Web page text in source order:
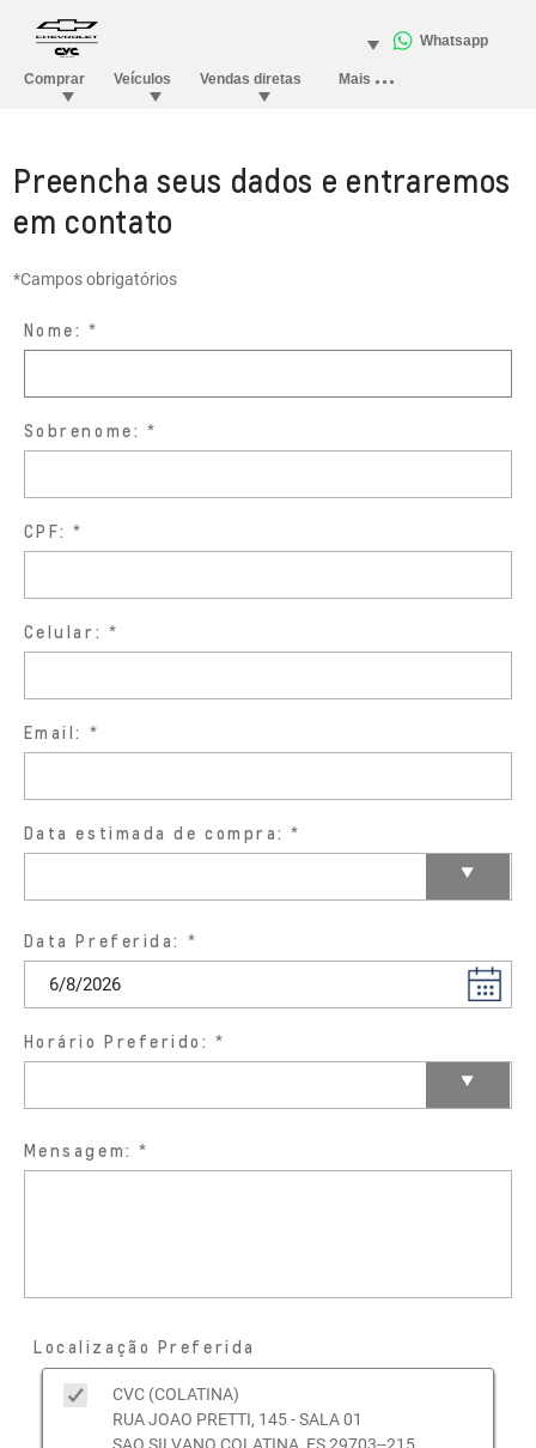
Preencha seus dados e entraremos
em contato
*Campos obrigatórios
Nome:
Sobrenome:
CPF:
Celular:
Email:
Data estimada de compra:
Data Preferida:
Horário Preferido:
Mensagem:
Localização Preferida
CVC (COLATINA)
RUA JOAO PRETTI, 145 - SALA 01
SAO SILVANO COLATINA, ES 29703--215